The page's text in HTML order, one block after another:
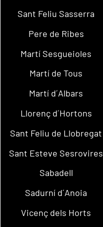
Sant Feliu Sasserra
Pere de Ribes
Martí Sesgueioles
Martí de Tous
Martí d´Albars
Llorenç d´Hortons
Sant Feliu de Llobregat
Sant Esteve Sesrovires
Sabadell
Sadurní d´Anoia
Vicenç dels Horts